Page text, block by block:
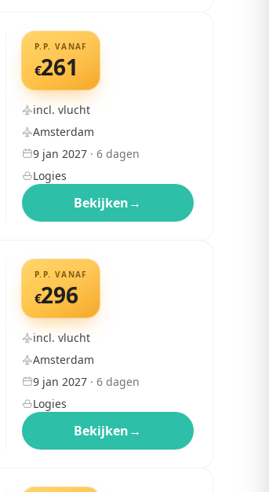
P.P. VANAF
€261
incl. vlucht
Amsterdam
9 jan 2027· 6dagen
Logies
Bekijken→
P.P. VANAF
€296
incl. vlucht
Amsterdam
9 jan 2027· 6dagen
Logies
Bekijken→